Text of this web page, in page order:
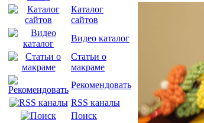
Каталог
сайтов
Видео каталог
Статьи о
макраме
Рекомендовать
RSS каналы
Поиск